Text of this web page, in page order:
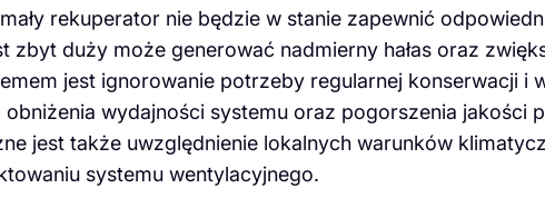
rekuperator nie będzie w stanie zapewnić
zbyt duży może generować nadmierny hałas oraz
jest ignorowanie potrzeby regularnej konserwacji i
wydajności systemu oraz pogorszenia jakości
jest także uwzględnienie lokalnych warunków
systemu wentylacyjnego.